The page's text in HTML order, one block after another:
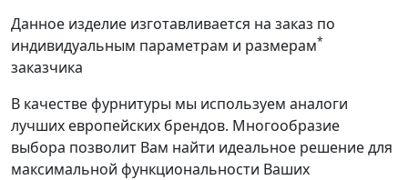
Данное изделие изготавливается на заказ по
индивидуальным параметрам и размерам*
заказчика
В качестве фурнитуры мы используем аналоги
лучших европейских брендов. Многообразие
выбора позволит Вам найти идеальное решение для
максимальной функциональности Ваших